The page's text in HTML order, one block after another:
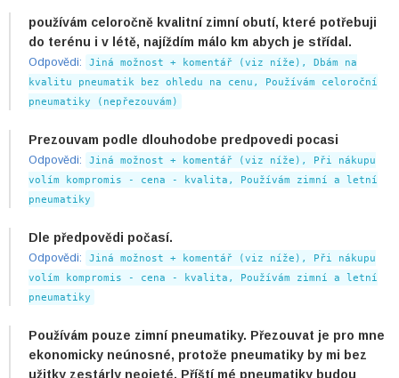
používám celoročně kvalitní zimní obutí, které potřebuji
do terénu i v létě, najíždím málo km abych je střídal.
Odpovědi:
Jiná možnost + komentář (viz níže), Dbám na
kvalitu pneumatik bez ohledu na cenu, Používám celoroční
pneumatiky (nepřezouvám)
Prezouvam podle dlouhodobe predpovedi pocasi
Odpovědi:
Jiná možnost + komentář (viz níže), Při nákupu
volím kompromis - cena - kvalita, Používám zimní a letní
pneumatiky
Dle předpovědi počasí.
Odpovědi:
Jiná možnost + komentář (viz níže), Při nákupu
volím kompromis - cena - kvalita, Používám zimní a letní
pneumatiky
Používám pouze zimní pneumatiky. Přezouvat je pro mne
ekonomicky neúnosné, protože pneumatiky by mi bez
užitky zestárly neojeté. Příští mé pneumatiky budou